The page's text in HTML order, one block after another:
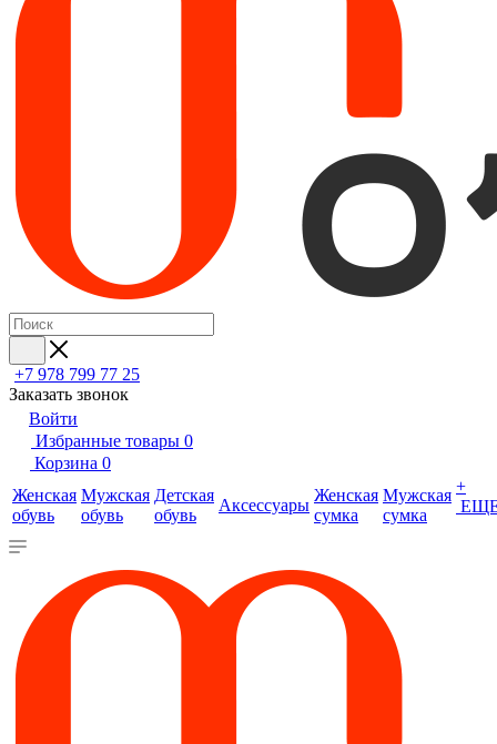
+7 978 799 77 25
Заказать звонок
Войти
Избранные товары 0
Корзина 0
Женская
обувь
Мужская
обувь
Детская
обувь
Аксессуары
Женская
сумка
Мужская
сумка
+